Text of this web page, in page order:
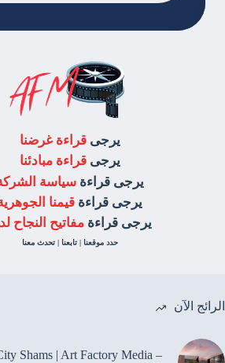
يرجىقراءة غرضنا
يرجىقراءة مبادئنا
يرجى قراءةسياسة
يرجى قراءة قيمنا
يرجى قراءة مفاتيح النجاح
حدد موقعنا | تابعنا | تحدث معنا
الرائج الآن
Shams | Art Factory Media –